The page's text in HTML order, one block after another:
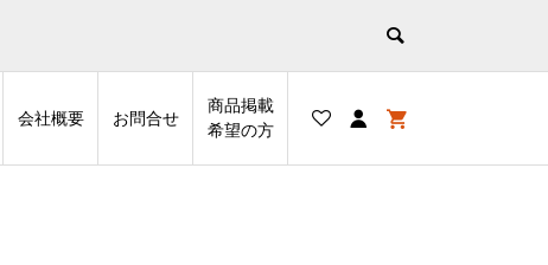
会社概要 お問合せ
商品掲載
希望の⽅